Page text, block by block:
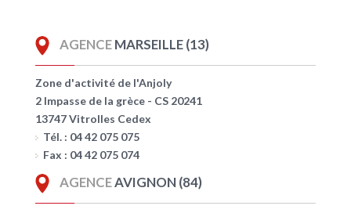
AGENCEMARSEILLE (13)
Zone d'activité de l'Anjoly
2 Impasse de la grèce - CS 20241
13747 Vitrolles Cedex
Tél. : 04 42 075 075
Fax : 04 42 075 074
AGENCEAVIGNON (84)